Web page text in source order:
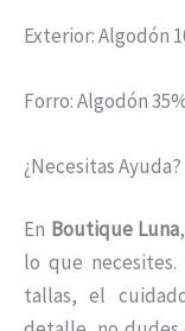
Exterior: Algodón
Forro: Algodón
¿Necesitas Ayuda?
En Boutique Luna
lo que
tallas, el